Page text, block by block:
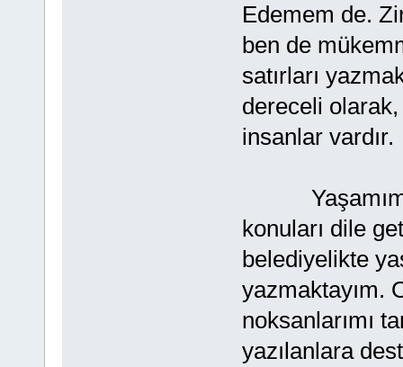
Edemem de.
ben de
satırları
dereceli
insanlar vardır.
Yaşamım
konuları dile
belediyelikte
yazmaktayım.
noksanlarımı
yazılanlara